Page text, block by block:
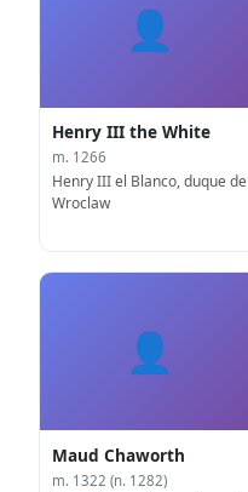
👤
Henry III the White
m. 1266
Henry III el Blanco, duque de
Wroclaw
👤
Maud Chaworth
m. 1322 (n. 1282)